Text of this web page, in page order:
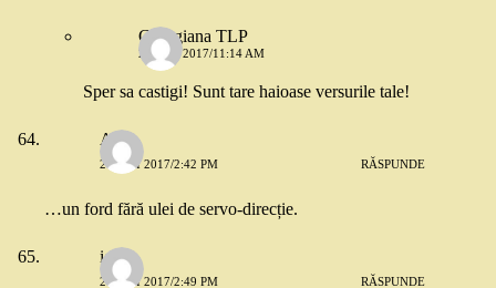
Georgiana TLP
27 MAI 2017/11:14 AM
Sper sa castigi! Sunt tare haioase versurile tale!
Alin
26 MAI 2017/2:42 PM RĂSPUNDE
…un ford fără ulei de servo-direcție.
ioana
26 MAI 2017/2:49 PM RĂSPUNDE